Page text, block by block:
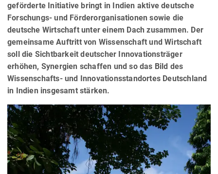
geförderte Initiative bringt in Indien aktive deutsche
Forschungs- und Förderorganisationen sowie die
deutsche Wirtschaft unter einem Dach zusammen. Der
gemeinsame Auftritt von Wissenschaft und Wirtschaft
soll die Sichtbarkeit deutscher Innovationsträger
erhöhen, Synergien schaffen und so das Bild des
Wissenschafts- und Innovationsstandortes Deutschland
in Indien insgesamt stärken.